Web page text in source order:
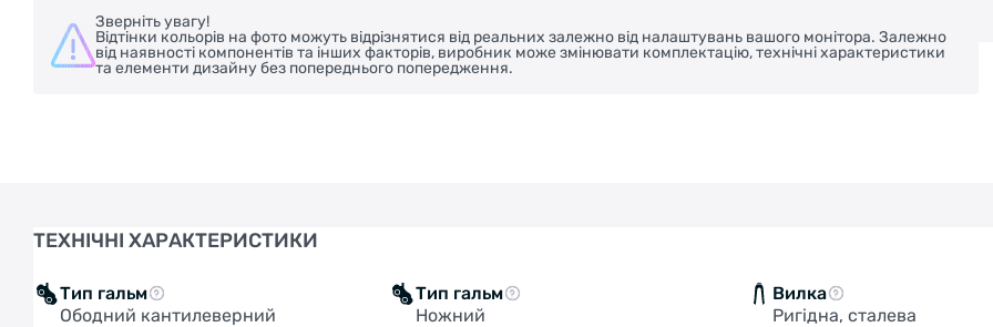
Зверніть увагу!
Відтінки кольорів на фото можуть відрізнятися від реальних залежно від налаштувань вашого монітора. Залежно
від наявності компонентів та інших факторів, виробник може змінювати комплектацію, технічні характеристики
та елементи дизайну без попереднього попередження.
ТЕХНІЧНІ ХАРАКТЕРИСТИКИ
Тип гальм
Ободний кантилеверний
Тип гальм
Ножний
Вилка
Ригідна, сталева